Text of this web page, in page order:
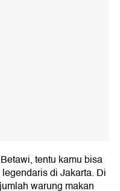
tentu kamu bisa
di Jakarta. Di
warung makan